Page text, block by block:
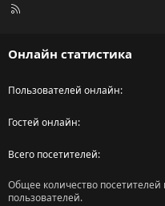
R
Онлайн статистика
Пользователей онлайн
Гостей онлайн
Всего посетителей
Общее количество
пользователей.